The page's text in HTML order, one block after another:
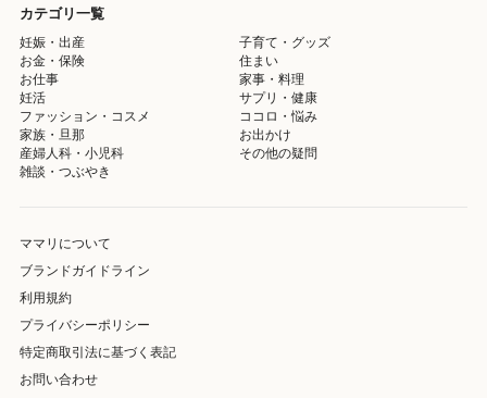
カテゴリ一覧
妊娠・出産
子育て・グッズ
お金・保険
住まい
お仕事
家事・料理
妊活
サプリ・健康
ファッション・コスメ
ココロ・悩み
家族・旦那
お出かけ
産婦人科・小児科
その他の疑問
雑談・つぶやき
ママリについて
ブランドガイドライン
利用規約
プライバシーポリシー
特定商取引法に基づく表記
お問い合わせ